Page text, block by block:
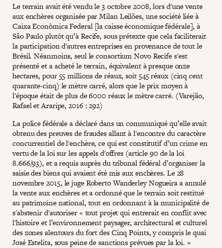
Le terrain avait été vendu le 3 octobre 2008, lors d'une vente
aux enchères organisée par Milan Leilões, une société liée à
Caixa Econômica Federal [la caisse économique fédérale], à
São Paulo plutôt qu’à Recife, sous prétexte que cela faciliterait
la participation d'autres entreprises en provenance de tout le
Brésil. Néanmoins, seul le consortium Novo Recife s'est
présenté et a acheté le terrain, équivalent à presque onze
hectares, pour 55 millions de réaux, soit 545 réaux (cinq cent
quarante-cinq) le mètre carré, alors que le prix moyen à
l'époque était de plus de 6000 réaux le mètre carré. (Varejão,
Rafael et Araripe, 2016 : 292)
La police fédérale a déclaré dans un communiqué qu’elle avait
obtenu des preuves de fraudes allant à l'encontre du caractère
concurrentiel de l'enchère, ce qui est constitutif d’un crime en
vertu de la loi sur les appels d'offres (article 90 de la loi
8.666/93), et a requis auprès du tribunal fédéral d’organiser la
saisie des biens qui avaient été mis aux enchères. Le 28
novembre 2015, le juge Roberto Wanderley Nogueira a annulé
la vente aux enchères et a ordonné que le terrain soit restitué
au patrimoine national, tout en ordonnant à la municipalité de
s'abstenir d'autoriser « tout projet qui entrerait en conflit avec
l'histoire et l’environnement paysager, architectural et culturel
des zones alentours du fort des Cinq Points, y compris le quai
José Estelita, sous peine de sanctions prévues par la loi. »